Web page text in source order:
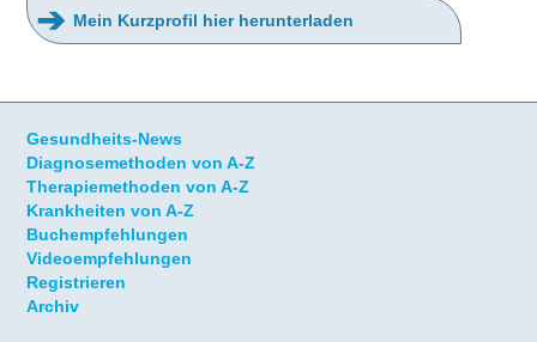
➔ Mein Kurzprofil hier herunterladen
Gesundheits-News
Diagnosemethoden von A-Z
Therapiemethoden von A-Z
Krankheiten von A-Z
Buchempfehlungen
Videoempfehlungen
Registrieren
Archiv